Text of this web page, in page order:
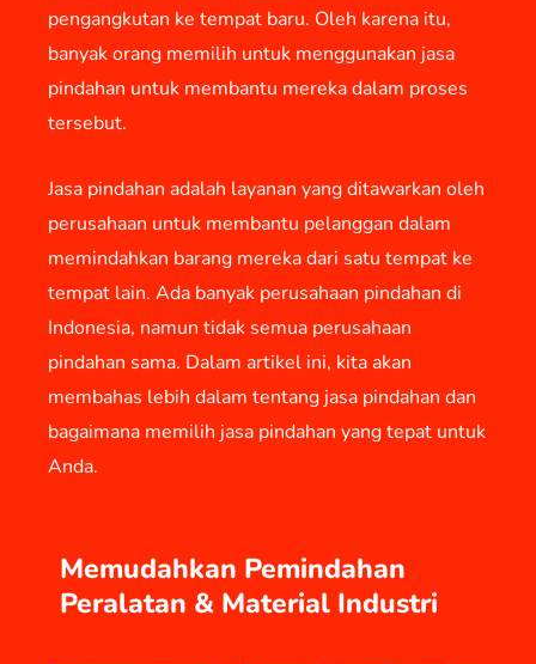
pengangkutan ke tempat baru. Oleh karena itu,
banyak orang memilih untuk menggunakan jasa
pindahan untuk membantu mereka dalam proses
tersebut.
Jasa pindahan adalah layanan yang ditawarkan oleh
perusahaan untuk membantu pelanggan dalam
memindahkan barang mereka dari satu tempat ke
tempat lain. Ada banyak perusahaan pindahan di
Indonesia, namun tidak semua perusahaan
pindahan sama. Dalam artikel ini, kita akan
membahas lebih dalam tentang jasa pindahan dan
bagaimana memilih jasa pindahan yang tepat untuk
Anda.
Memudahkan Pemindahan
Peralatan & Material Industri